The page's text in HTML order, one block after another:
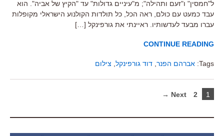
ל"חמסין" ו"זעם ותהילה"; מ"עיניים גדולות" עד "הקיץ של אביה". הוא
עבד כמעט עם כולם, ראה הכל, כל תולדות הקולנוע הישראלי מקופלות
עברו מבעד לעדשותיו. ראיינתי את גורפינקל […]
CONTINUE READING
Tags: אברהם הפנר דוד גורפינקל צילום
1
2
Next →